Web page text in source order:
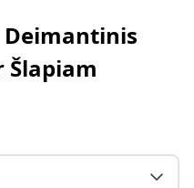
Deimantinis
Šlapiam